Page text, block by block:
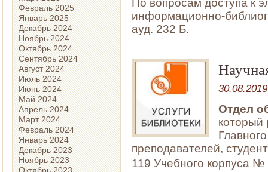
Февраль 2025
Январь 2025
Декабрь 2024
Ноябрь 2024
Октябрь 2024
Сентябрь 2024
Август 2024
Июль 2024
Июнь 2024
Май 2024
Апрель 2024
Март 2024
Февраль 2024
Январь 2024
Декабрь 2023
Ноябрь 2023
информационно-
ауд. 232 Б.
30.08.2019
Отдел
который
преподавателей,
119 Учебного корпуса